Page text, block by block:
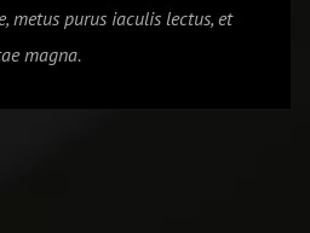
metus purus iaculis lectus, et
magna.